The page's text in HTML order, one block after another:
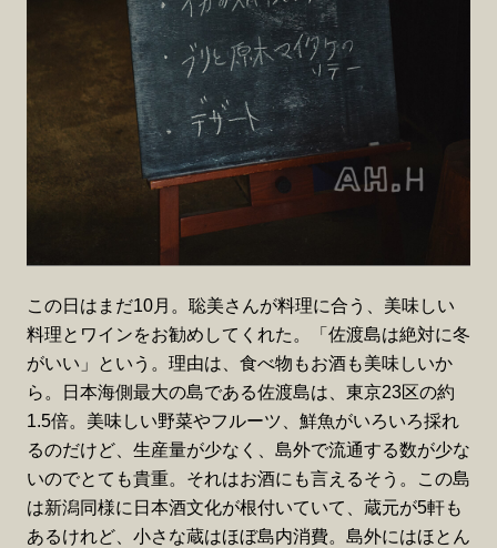
この日はまだ10月。聡美さんが料理に合う、美味しい
料理とワインをお勧めしてくれた。「佐渡島は絶対に冬
がいい」という。理由は、食べ物もお酒も美味しいか
ら。日本海側最大の島である佐渡島は、東京23区の約
1.5倍。美味しい野菜やフルーツ、鮮魚がいろいろ採れ
るのだけど、生産量が少なく、島外で流通する数が少な
いのでとても貴重。それはお酒にも言えるそう。この島
は新潟同様に日本酒文化が根付いていて、蔵元が5軒も
あるけれど、小さな蔵はほぼ島内消費。島外にはほとん